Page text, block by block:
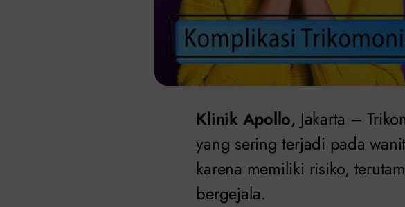
Klinik Apollo, Jakarta –
yang sering terjadi pada
karena memiliki risiko,
bergejala.